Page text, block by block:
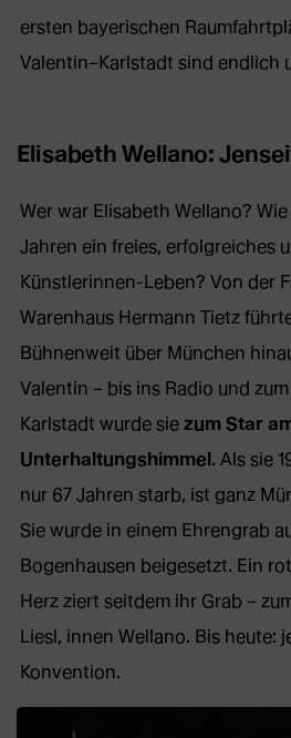
ersten bayerischen
Valentin–Karlstadt sind endlich
Elisabeth Wellano:
Wer war Elisabeth Wellano?
Jahren ein freies, erfolgreiches
Künstlerinnen-Leben? Von der
Warenhaus Hermann Tietz
Bühnenweit über München
Valentin – bis ins Radio und
Karlstadt wurde sie zum Star
Unterhaltungshimmel. Als sie
nur 67 Jahren starb, ist ganz
Sie wurde in einem Ehrengrab
Bogenhausen beigesetzt. Ein
Herz ziert seitdem ihr Grab –
Liesl, innen Wellano. Bis heute:
Konvention.